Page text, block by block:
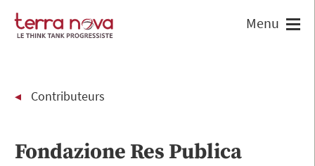
Contributeurs
Fondazione Res Publica